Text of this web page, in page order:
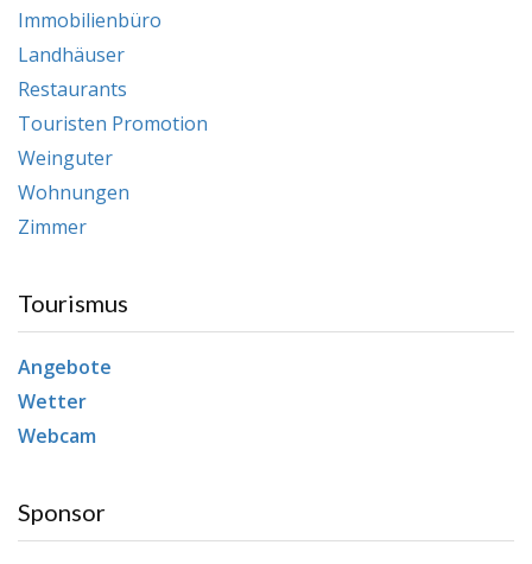
Immobilienbüro
Landhäuser
Restaurants
Touristen Promotion
Weinguter
Wohnungen
Zimmer
Tourismus
Angebote
Wetter
Webcam
Sponsor